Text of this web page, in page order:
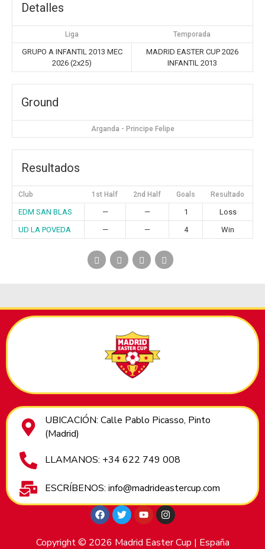
Detalles
Liga Temporada
GRUPO A INFANTIL 2013 MEC
2026 (2x25)
MADRID EASTER CUP 2026
INFANTIL 2013
Ground
Arganda - Principe Felipe
Resultados
Club 1st Half 2nd Half Goals Resultado
EDM SAN BLAS — — 1
Loss
UD LA POVEDA
— — 4 Win
UBICACIÓN: Calle Pablo Picasso, Pinto
(Madrid)
LLAMANOS: +34 622 749 008
ESCRÍBENOS: info@madrideastercup.com
Copyright © 2026 Madrid Easter Cup | España